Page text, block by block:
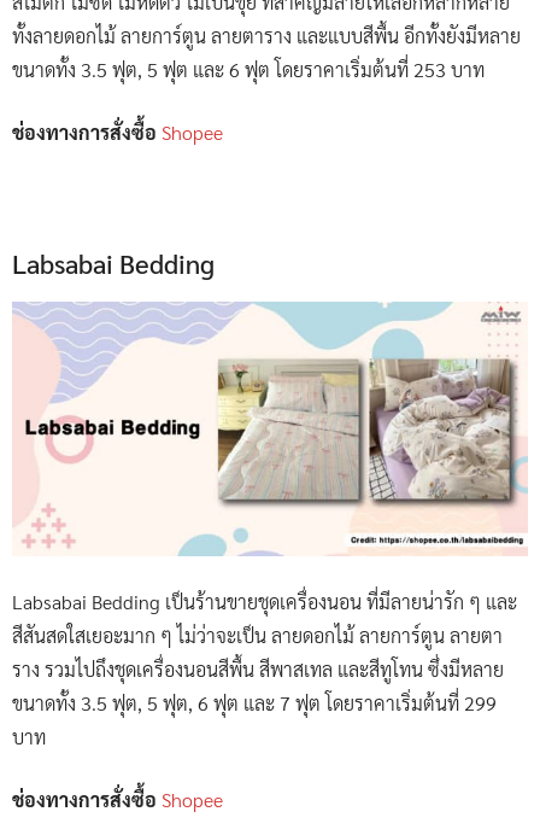
ทั้งลายดอกไม้ ลายการ์ตูน ลายตาราง และแบบสีพื้น อีกทั้งยังมีหลาย
ขนาดทั้ง 3.5 ฟุต, 5 ฟุต และ 6 ฟุต โดยราคาเริ่มต้นที่ 253 บาท
ช่องทางการสั่งซื้อ Shopee
Labsabai Bedding
Labsabai Bedding เป็นร้านขายชุดเครื่องนอน ที่มีลายน่ารัก ๆ และ
สีสันสดใสเยอะมาก ๆ ไม่ว่าจะเป็น ลายดอกไม้ ลายการ์ตูน ลายตา
ราง รวมไปถึงชุดเครื่องนอนสีพื้น สีพาสเทล และสีทูโทน ซึ่งมีหลาย
ขนาดทั้ง 3.5 ฟุต, 5 ฟุต, 6 ฟุต และ 7 ฟุต โดยราคาเริ่มต้นที่ 299
บาท
ช่องทางการสั่งซื้อ Shopee